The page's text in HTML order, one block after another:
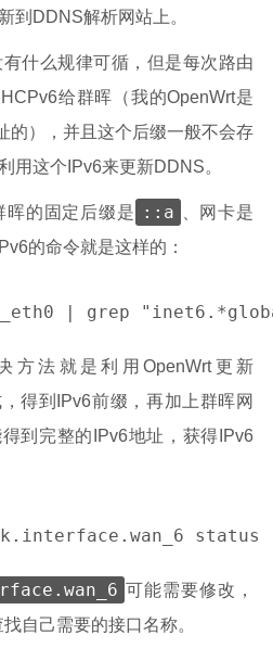
到DDNS解析网站上。
什么规律可循，但是每次路由
给群晖（我的OpenWrt是
的），并且这个后缀一般不会存
用这个IPv6来更新DDNS。
晖的固定后缀是 ::a 、网卡是
的命令就是这样的：
方法就是利用OpenWrt更新
得到IPv6前缀，再加上群晖网
到完整的IPv6地址，获得IPv6
可能需要修改，
自己需要的接口名称。